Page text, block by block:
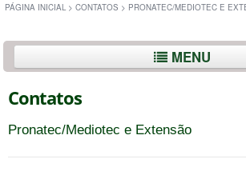
PÁGINA INICIAL > CONTATOS > PRONATEC/MEDIOTEC E
MENU
Contatos
Pronatec/Mediotec e Extensão